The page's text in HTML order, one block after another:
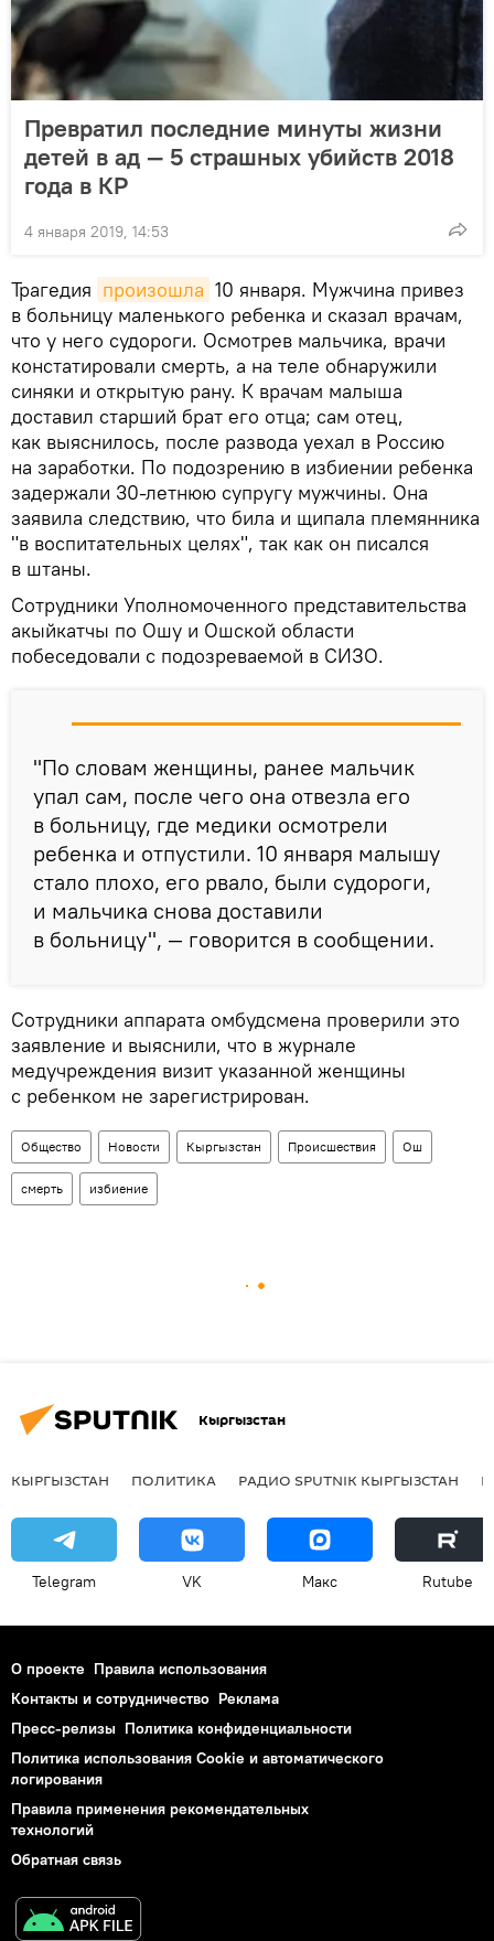
Превратил последние минуты жизни
детей в ад — 5 страшных убийств 2018
года в КР
4 января 2019, 14:53
Трагедия произошла 10 января. Мужчина привез
в больницу маленького ребенка и сказал врачам,
что у него судороги. Осмотрев мальчика, врачи
констатировали смерть, а на теле обнаружили
синяки и открытую рану. К врачам малыша
доставил старший брат его отца; сам отец,
как выяснилось, после развода уехал в Россию
на заработки. По подозрению в избиении ребенка
задержали 30-летнюю супругу мужчины. Она
заявила следствию, что била и щипала племянника
"в воспитательных целях", так как он писался
в штаны.
Сотрудники Уполномоченного представительства
акыйкатчы по Ошу и Ошской области
побеседовали с подозреваемой в СИЗО.
"По словам женщины, ранее мальчик
упал сам, после чего она отвезла его
в больницу, где медики осмотрели
ребенка и отпустили. 10 января малышу
стало плохо, его рвало, были судороги,
и мальчика снова доставили
в больницу", — говорится в сообщении.
Сотрудники аппарата омбудсмена проверили это
заявление и выяснили, что в журнале
медучреждения визит указанной женщины
с ребенком не зарегистрирован.
Общество Новости Кыргызстан Происшествия Ош
смерть избиение
Кыргызстан
КЫРГЫЗСТАН ПОЛИТИКА РАДИО SPUTNIK КЫРГЫЗСТАН
Telegram VK Макс Rutube
О проекте Правила использования
Контакты и сотрудничество Реклама
Пресс-релизы Политика конфиденциальности
Политика использования Cookie и автоматического
логирования
Правила применения рекомендательных
технологий
Обратная связь